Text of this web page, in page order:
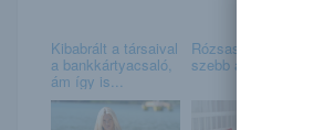
Kibabrált a társaival
a bankkártyacsaló,
ám így is...
Rózsaszínben
szebb a világ